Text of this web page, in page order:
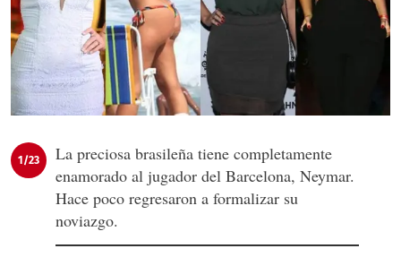
1/23
La preciosa brasileña tiene completamente
enamorado al jugador del Barcelona, Neymar.
Hace poco regresaron a formalizar su
noviazgo.